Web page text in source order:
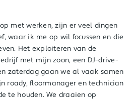
met werken, zijn er veel dingen
waar ik me op wil focussen en die
Het exploiteren van de
met mijn zoon, een DJ-drive-
zaterdag gaan we al vaak samen
roady, floormanager en technician
te houden. We draaien op